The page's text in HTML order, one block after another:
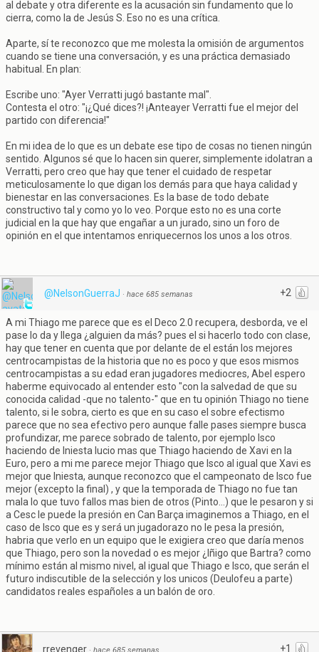
al debate y otra diferente es la acusación sin fundamento que lo
cierra, como la de Jesús S. Eso no es una crítica.
Aparte, sí te reconozco que me molesta la omisión de argumentos
cuando se tiene una conversación, y es una práctica demasiado
habitual. En plan:
Escribe uno: "Ayer Verratti jugó bastante mal".
Contesta el otro: "¡¿Qué dices?! ¡Anteayer Verratti fue el mejor del
partido con diferencia!"
En mi idea de lo que es un debate ese tipo de cosas no tienen ningún
sentido. Algunos sé que lo hacen sin querer, simplemente idolatran a
Verratti, pero creo que hay que tener el cuidado de respetar
meticulosamente lo que digan los demás para que haya calidad y
bienestar en las conversaciones. Es la base de todo debate
constructivo tal y como yo lo veo. Porque esto no es una corte
judicial en la que hay que engañar a un jurado, sino un foro de
opinión en el que intentamos enriquecernos los unos a los otros.
+2
@NelsonGuerraJ · hace 685 semanas
A mi Thiago me parece que es el Deco 2.0 recupera, desborda, ve el
pase lo da y llega ¿alguien da más? pues el si hacerlo todo con clase,
hay que tener en cuenta que por delante de el están los mejores
centrocampistas de la historia que no es poco y que esos mismos
centrocampistas a su edad eran jugadores mediocres, Abel espero
haberme equivocado al entender esto "con la salvedad de que su
conocida calidad -que no talento-" que en tu opinión Thiago no tiene
talento, si le sobra, cierto es que en su caso el sobre efectismo
parece que no sea efectivo pero aunque falle pases siempre busca
profundizar, me parece sobrado de talento, por ejemplo Isco
haciendo de Iniesta lucio mas que Thiago haciendo de Xavi en la
Euro, pero a mi me parece mejor Thiago que Isco al igual que Xavi es
mejor que Iniesta, aunque reconozco que el campeonato de Isco fue
mejor (excepto la final) , y que la temporada de Thiago no fue tan
mala lo que tuvo fallos mas bien de otros (Pinto...) que le pesaron y si
a Cesc le puede la presión en Can Barça imaginemos a Thiago, en el
caso de Isco que es y será un jugadorazo no le pesa la presión,
habria que verlo en un equipo que le exigiera creo que daría menos
que Thiago, pero son la novedad o es mejor ¿Iñigo que Bartra? como
mínimo están al mismo nivel, al igual que Thiago e Isco, que serán el
futuro indiscutible de la selección y los unicos (Deulofeu a parte)
candidatos reales españoles a un balón de oro.
+1
rrevenger